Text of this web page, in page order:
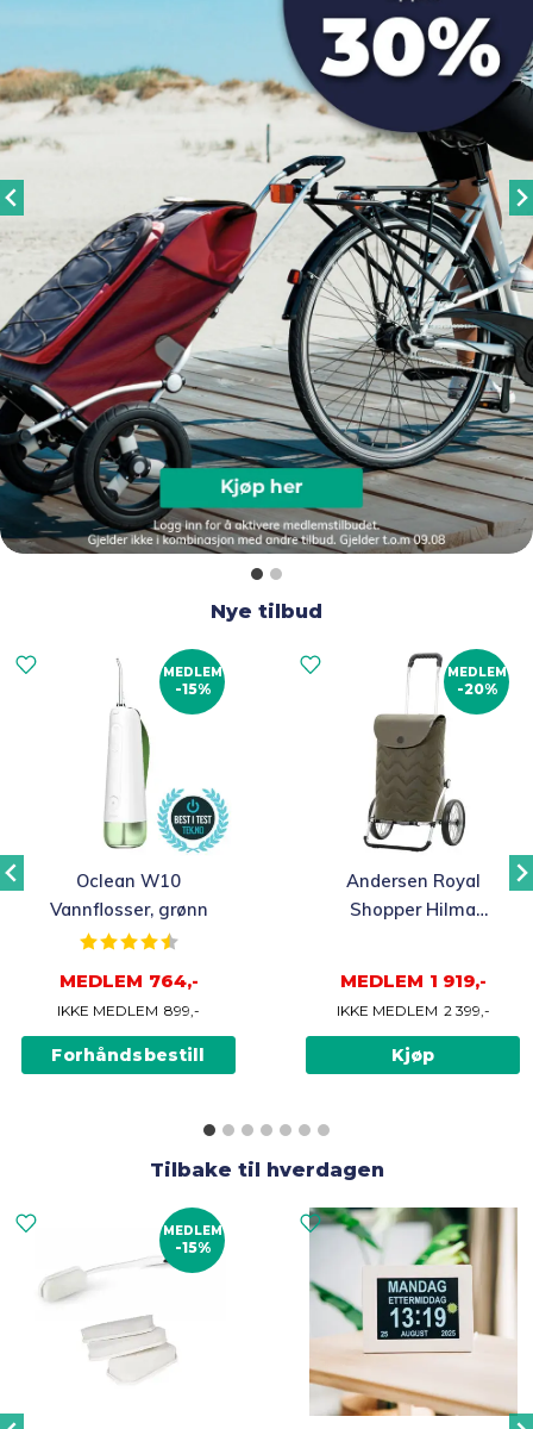
Nye tilbud
MEDLEM
-15%
Oclean W10
Vannflosser, grønn
Karakter:
MEDLEM 764,-
IKKE MEDLEM 899,-
Forhåndsbestill
MEDLEM
-20%
Andersen Royal
Shopper Hilma
MEDLEM 1 919,-
IKKE MEDLEM 2 399,-
Kjøp
Tilbake til hverdagen
MEDLEM
-15%